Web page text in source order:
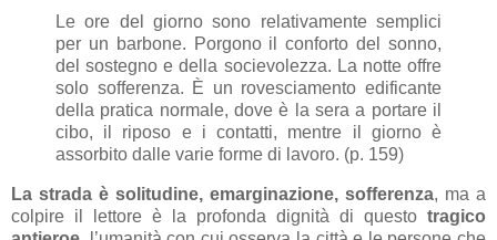
Le ore del giorno sono relativamente semplici
per un barbone. Porgono il conforto del sonno,
del sostegno e della socievolezza. La notte offre
solo sofferenza. È un rovesciamento edificante
della pratica normale, dove è la sera a portare il
cibo, il riposo e i contatti, mentre il giorno è
assorbito dalle varie forme di lavoro. (p. 159)
La strada è solitudine, emarginazione, sofferenza, ma a
colpire il lettore è la profonda dignità di questo tragico